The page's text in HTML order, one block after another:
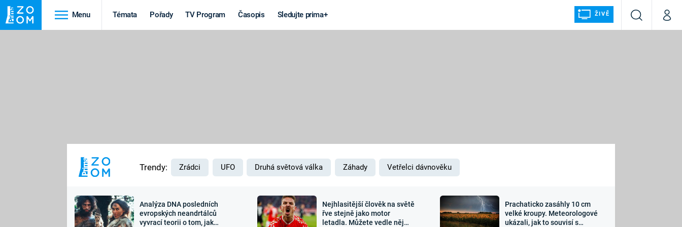
Menu Témata Pořady TV Program Časopis Sledujte prima+ ŽIVĚ
VyhledáváníMůj
MARS
Výročí
Záhady a
Zajímavosti Sledujte nás
Trendy: Zrádci UFO Druhá světová válka Záhady Vetřelci dávnověku
Analýza DNA posledních
evropských neandrtálců
vyvrací teorii o tom, jak
Nejhlasitější člověk na světě
řve stejně jako motor
letadla. Můžete vedle něj
Prachaticko zasáhly 10 cm
velké kroupy. Meteorologové
ukázali, jak to souvisí s